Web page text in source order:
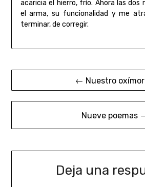
acaricia el hierro, frío. Ahora las dos
el arma, su funcionalidad y me
terminar, de corregir.
Navegación
de
← Nuestro
Nueve poemas
Deja una